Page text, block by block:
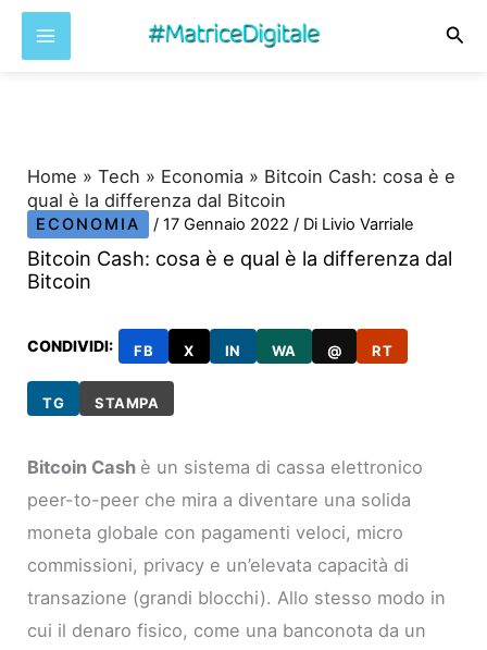
Home »Tech » Economia » Bitcoin Cash: cosa è e
qual è la differenza dal Bitcoin
ECONOMIA /17 Gennaio 2022/ Di Livio Varriale
Bitcoin Cash: cosa è e qual è la differenza dal
Bitcoin
CONDIVIDI: FB X IN WA @ RT
TG STAMPA
Bitcoin Cash è un sistema di cassa elettronico
peer-to-peer che mira a diventare una solida
moneta globale con pagamenti veloci, micro
commissioni, privacy e un’elevata capacità di
transazione (grandi blocchi). Allo stesso modo in
cui il denaro fisico, come una banconota da un